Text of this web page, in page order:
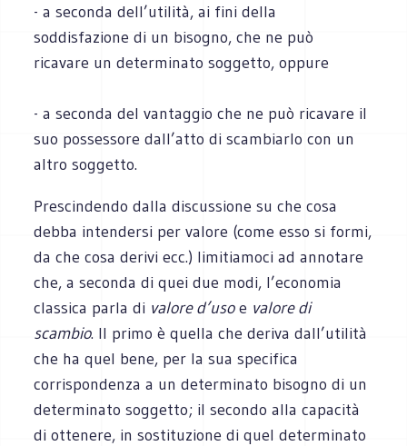
- a seconda dell’utilità, ai fini della
soddisfazione di un bisogno, che ne può
ricavare un determinato soggetto, oppure
- a seconda del vantaggio che ne può ricavare il
suo possessore dall’atto di scambiarlo con un
altro soggetto.
Prescindendo dalla discussione su che cosa
debba intendersi per valore (come esso si formi,
da che cosa derivi ecc.) limitiamoci ad annotare
che, a seconda di quei due modi, l’economia
classica parla di valore d’usoe valore di
scambio. Il primo è quella che deriva dall’utilità
che ha quel bene, per la sua specifica
corrispondenza a un determinato bisogno di un
determinato soggetto; il secondo alla capacità
di ottenere, in sostituzione di quel determinato